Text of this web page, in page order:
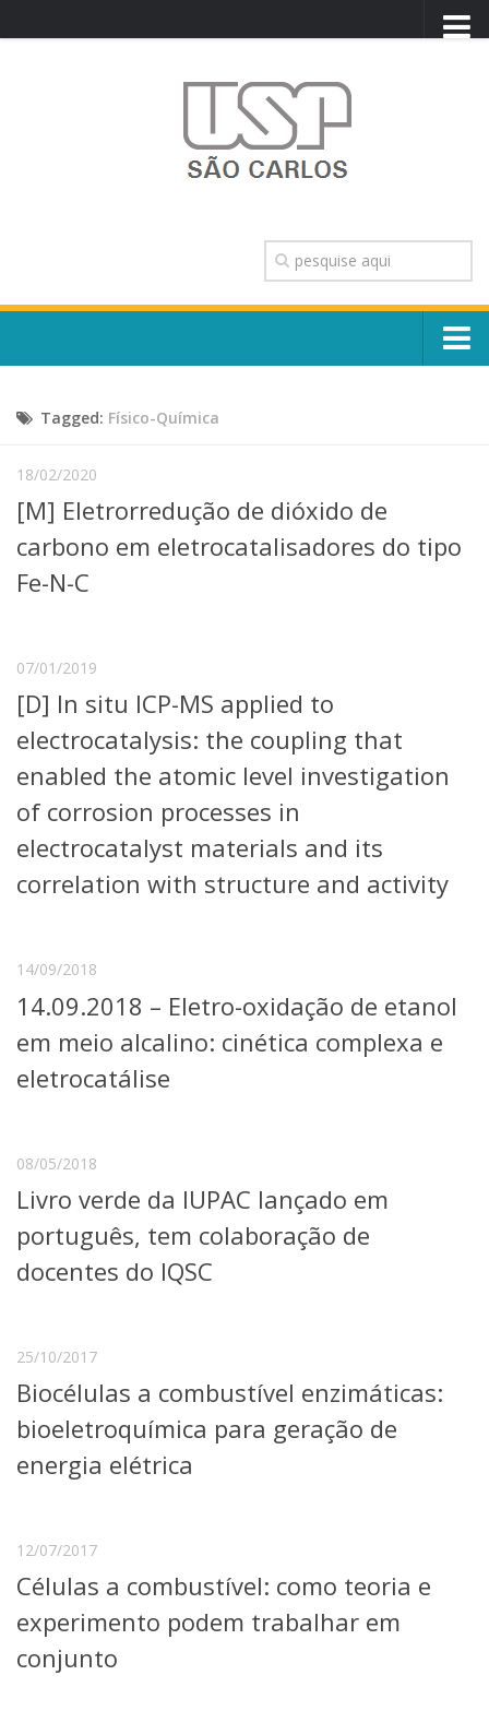
TRANSPARÊNCIA
OUVIDORIA
CONTATO
Escola, Institutos e Órgãos
Núcleos e Comissões
Telefones e Mapas
Graduação
Cursos de Extensão
Pesquisa e Inovação
Linhas de Pesquisa
Centros, Núcleos e Projetos em Rede
Pós-doutorado
Iniciação Científica
Transferência de Tecnologia
Empresas Juniores
Extensão à Comunidade
Bibliotecas
Apoio ao Estudante
Segurança, Trânsito e Prevenção
RH, Administrativo e Financeiro
Aplicativos e Sites
Jornal da USP
Agenda de Eventos
Defesa de Teses
Tagged: Físico-Química
18/02/2020
[M] Eletrorredução de dióxido de
carbono em eletrocatalisadores do tipo
Fe-N-C
07/01/2019
[D] In situ ICP-MS applied to
electrocatalysis: the coupling that
enabled the atomic level investigation
of corrosion processes in
electrocatalyst materials and its
correlation with structure and activity
14/09/2018
14.09.2018 – Eletro-oxidação de etanol
em meio alcalino: cinética complexa e
eletrocatálise
08/05/2018
Livro verde da IUPAC lançado em
português, tem colaboração de
docentes do IQSC
25/10/2017
Biocélulas a combustível enzimáticas:
bioeletroquímica para geração de
energia elétrica
12/07/2017
Células a combustível: como teoria e
experimento podem trabalhar em
conjunto